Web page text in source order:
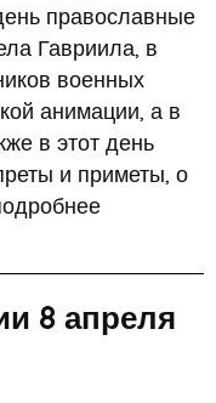
православные
Гавриила, в
военных
анимации, а в
в этот день
и приметы, о
8 апреля